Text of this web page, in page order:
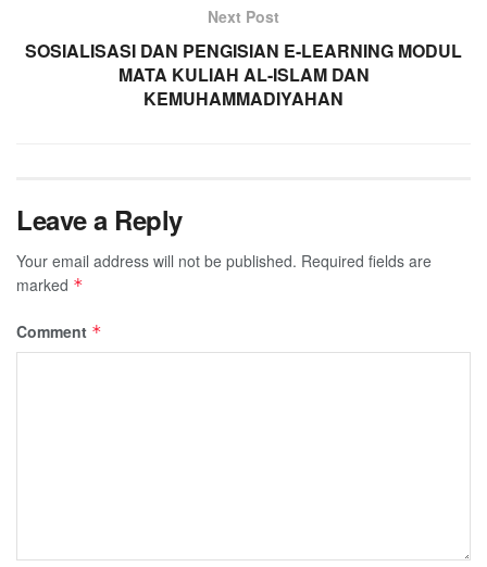
Next Post
SOSIALISASI DAN PENGISIAN E-LEARNING MODUL
MATA KULIAH AL-ISLAM DAN
KEMUHAMMADIYAHAN
Leave a Reply
Your email address will not be published. Required fields are
marked *
Comment *